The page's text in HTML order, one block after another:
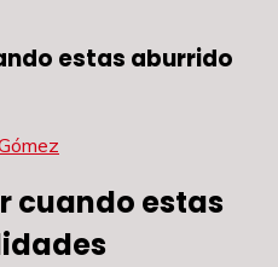
estas aburrido
cuando estas